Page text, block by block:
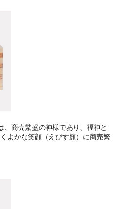
、商売繁盛の神様であり、福神と
よかな笑顔（えびす顔）に商売繁